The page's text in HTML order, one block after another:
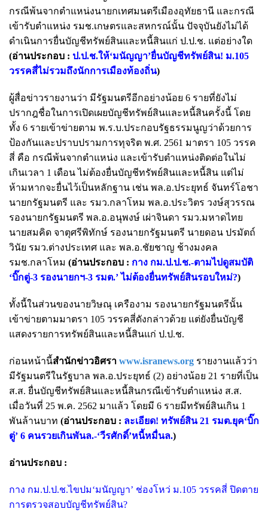
กรณีพ้นจากตำแหน่งนายกเทศมนตรีเมืองอุทัยธานี และกรณี
เข้ารับตำแหน่ง รมช.เกษตรและสหกรณ์นั้น ปัจจุบันยังไม่ได้
ดำเนินการยื่นบัญชีทรัพย์สินและหนี้สินแก่ ป.ป.ช. แต่อย่างใด
(อ่านประกอบ : ป.ป.ช.ให้‘มนัญญา’ยื่นบัญชีทรัพย์สิน! ม.105
วรรคสี่ไม่รวมถึงนักการเมืองท้องถิ่น)
ผู้สื่อข่าวรายงานว่า มีรัฐมนตรีอีกอย่างน้อย 6 รายที่ยังไม่
ปรากฎชื่อในการเปิดเผยบัญชีทรัพย์สินและหนี้สินครั้งนี้ โดย
ทั้ง 6 รายเข้าข่ายตาม พ.ร.บ.ประกอบรัฐธรรมนูญว่าด้วยการ
ป้องกันและปราบปรามการทุจริต พ.ศ. 2561 มาตรา 105 วรรค
สี่ คือ กรณีพ้นจากตำแหน่ง และเข้ารับตำแหน่งติดต่อในไม่
เกินเวลา 1 เดือน ไม่ต้องยื่นบัญชีทรัพย์สินและหนี้สิน แต่ไม่
ห้ามหากจะยื่นไว้เป็นหลักฐาน เช่น พล.อ.ประยุทธ์ จันทร์โอชา
นายกรัฐมนตรี และ รมว.กลาโหม พล.อ.ประวิตร วงษ์สุวรรณ
รองนายกรัฐมนตรี พล.อ.อนุพงษ์ เผ่าจินดา รมว.มหาดไทย
นายสมคิด จาตุศรีพิทักษ์ รองนายกรัฐมนตรี นายดอน ปรมัตถ์
วินัย รมว.ต่างประเทศ และ พล.อ.ชัยชาญ ช้างมงคล
รมช.กลาโหม (อ่านประกอบ : กาง กม.ป.ป.ช.-ตามไปดูสมบัติ
‘บิ๊กตู่-3 รองนายกฯ-3 รมต.’ ไม่ต้องยื่นทรัพย์สินรอบใหม่?)
ทั้งนี้ในส่วนของนายวิษณุ เครืองาม รองนายกรัฐมนตรีนั้น
เข้าข่ายตามมาตรา 105 วรรคสี่ดังกล่าวด้วย แต่ยังยื่นบัญชี
แสดงรายการทรัพย์สินและหนี้สินแก่ ป.ป.ช.
ก่อนหน้านี้สำนักข่าวอิศรา www.isranews.org รายงานแล้วว่า
มีรัฐมนตรีในรัฐบาล พล.อ.ประยุทธ์ (2) อย่างน้อย 21 รายที่เป็น
ส.ส. ยื่นบัญชีทรัพย์สินและหนี้สินกรณีเข้ารับตำแหน่ง ส.ส.
เมื่อวันที่ 25 พ.ค. 2562 มาแล้ว โดยมี 6 รายมีทรัพย์สินเกิน 1
พันล้านบาท (อ่านประกอบ : ละเอียด! ทรัพย์สิน 21 รมต.ยุค‘บิ๊ก
ตู่’ 6 คนรวยเกินพันล.-‘วีรศักดิ์’หนี้หมื่นล.)
อ่านประกอบ :
กาง กม.ป.ป.ช.ไขปม‘มนัญญา’ ช่องโหว่ ม.105 วรรคสี่ ปิดตาย
การตรวจสอบบัญชีทรัพย์สิน?